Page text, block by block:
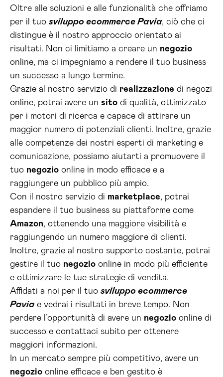
Oltre alle soluzioni e alle funzionalità che offriamo
per il tuo sviluppo ecommerce Pavia, ciò che ci
distingue è il nostro approccio orientato ai
risultati. Non ci limitiamo a creare un negozio
online, ma ci impegniamo a rendere il tuo business
un successo a lungo termine.
Grazie al nostro servizio di realizzazione di negozi
online, potrai avere un sito di qualità, ottimizzato
per i motori di ricerca e capace di attirare un
maggior numero di potenziali clienti. Inoltre, grazie
alle competenze dei nostri esperti di marketing e
comunicazione, possiamo aiutarti a promuovere il
tuo negozio online in modo efficace e a
raggiungere un pubblico più ampio.
Con il nostro servizio di marketplace, potrai
espandere il tuo business su piattaforme come
Amazon, ottenendo una maggiore visibilità e
raggiungendo un numero maggiore di clienti.
Inoltre, grazie al nostro supporto costante, potrai
gestire il tuo negozio online in modo più efficiente
e ottimizzare le tue strategie di vendita.
Affidati a noi per il tuo sviluppo ecommerce
Paviae vedrai i risultati in breve tempo. Non
perdere l’opportunità di avere un negozio online di
successo e contattaci subito per ottenere
maggiori informazioni.
In un mercato sempre più competitivo, avere un
negozio online efficace e ben gestito è